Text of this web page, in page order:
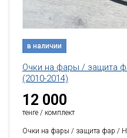
в наличии
Очки на фары / защита
(2010-2014)
12 000
тенге / комплект
Очки на фары / защита фар /